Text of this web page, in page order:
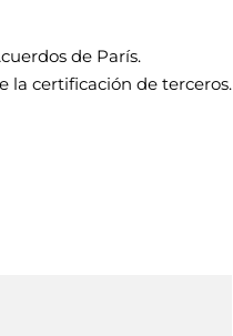
de París.
la certificación de terceros.